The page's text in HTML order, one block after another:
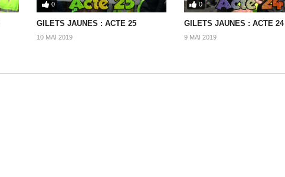
0
GILETS JAUNES : ACTE 25
10 MAI 2019
0
GILETS JAUNES : ACTE 24
9 MAI 2019